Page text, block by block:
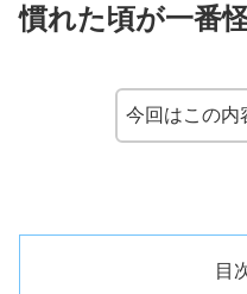
慣れた頃が一番
今回はこの内
目